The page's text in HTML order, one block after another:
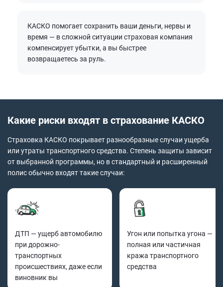
КАСКО помогает сохранить ваши деньги, нервы и
время — в сложной ситуации страховая компания
компенсирует убытки, а вы быстрее
возвращаетесь за руль.
Какие риски входят в страхование КАСКО
Страховка КАСКО покрывает разнообразные случаи ущерба
или утраты транспортного средства. Степень защиты зависит
от выбранной программы, но в стандартный и расширенный
полис обычно входят такие случаи:
ДТП — ущерб автомобилю
при дорожно-
транспортных
происшествиях, даже если
виновник вы
Угон или попытка угона —
полная или частичная
кража транспортного
средства